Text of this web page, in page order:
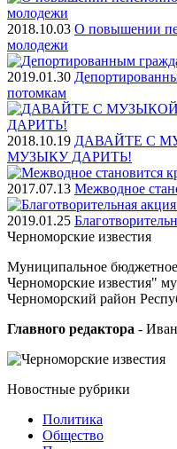
2018.10.03 О повышении
молодежи
2019.01.30
потомкам
2018.10.19 ДАВАЙТЕ С
МУЗЫКУ ДАРИТЬ!
2017.07.13 Межводное
2019.01.25
Черноморские известия
Муниципальное
Черноморские известия"
Черноморский район
Главного редактора -
Новостные рубрики
Политика
Общество